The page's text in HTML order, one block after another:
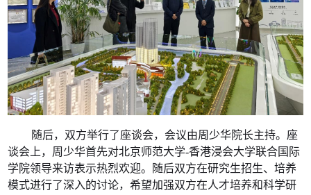
随后，双方举行了座谈会，会议由周少华院长主持。座
谈会上，周少华首先对北京师范大学-香港浸会大学联合国际
学院领导来访表示热烈欢迎。随后双方在研究生招生、培养
模式进行了深入的讨论，希望加强双方在人才培养和科学研